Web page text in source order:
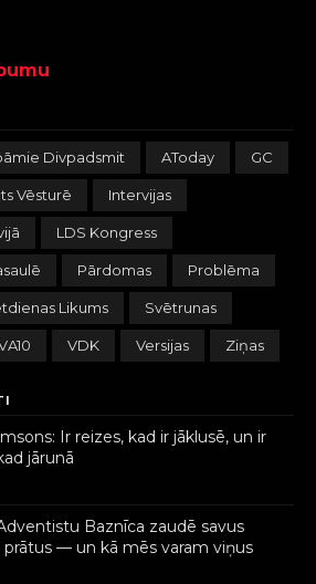
Divpadsmit AToday GC
Vēsturē Intervijas
LDS Kongress
Pārdomas Problēma
Likums Svētrunas
VDK Versijas Ziņas
Ir reizes, kad ir jāklusē, un ir
jārunā
Baznīca zaudē savus
prātus — un kā mēs varam viņus